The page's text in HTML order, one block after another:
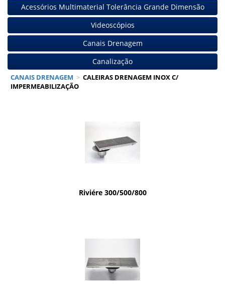
Acessórios Multimaterial Tolerância Grande Dimensão
Videoscópios
Canais Drenagem
Canalização
CANAIS DRENAGEM > CALEIRAS DRENAGEM INOX C/
IMPERMEABILIZAÇÃO
Riviére 300/500/800